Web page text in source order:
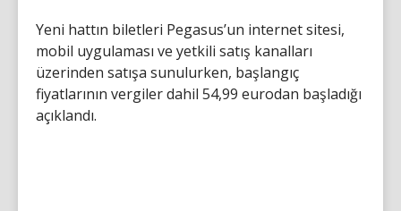
Yeni hattın biletleri Pegasus’un internet sitesi,
mobil uygulaması ve yetkili satış kanalları
üzerinden satışa sunulurken, başlangıç
fiyatlarının vergiler dahil 54,99 eurodan başladığı
açıklandı.